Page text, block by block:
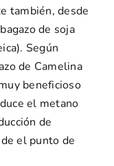
también, desde
de soja
Según
de Camelina
beneficioso
el metano
de
el punto de